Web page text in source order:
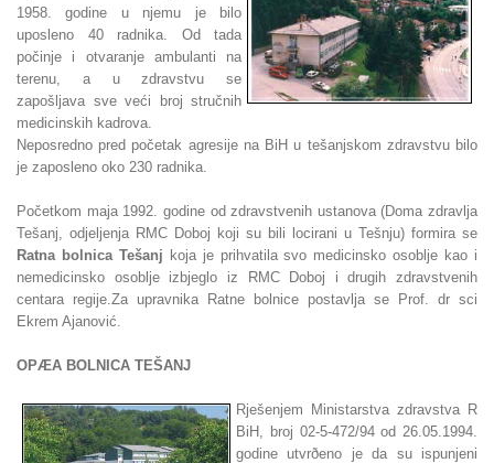
1958. godine u njemu je bilo
uposleno 40 radnika. Od tada
počinje i otvaranje ambulanti na
terenu, a u zdravstvu se
zapošljava sve veći broj stručnih
medicinskih kadrova.
Neposredno pred početak agresije na BiH u tešanjskom zdravstvu bilo
je zaposleno oko 230 radnika.
Početkom maja 1992. godine od zdravstvenih ustanova (Doma zdravlja
Tešanj, odjeljenja RMC Doboj koji su bili locirani u Tešnju) formira se
Ratna bolnica Tešanj koja je prihvatila svo medicinsko osoblje kao i
nemedicinsko osoblje izbjeglo iz RMC Doboj i drugih zdravstvenih
centara regije.Za upravnika Ratne bolnice postavlja se Prof. dr sci
Ekrem Ajanović.
OPÆA BOLNICA TEŠANJ
Rješenjem Ministarstva zdravstva R
BiH, broj 02-5-472/94 od 26.05.1994.
godine utvrðeno je da su ispunjeni